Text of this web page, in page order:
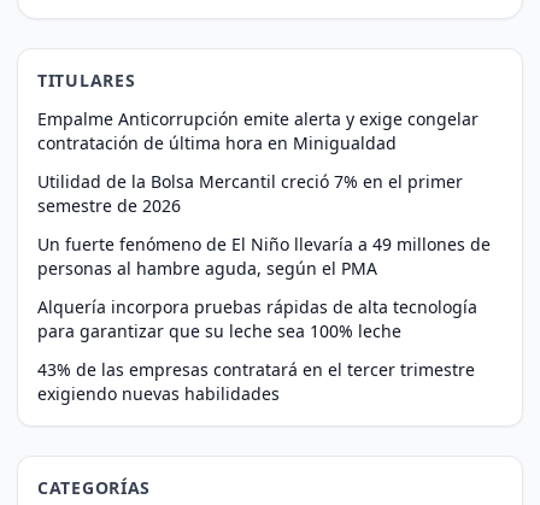
TITULARES
Empalme Anticorrupción emite alerta y exige congelar
contratación de última hora en Minigualdad
Utilidad de la Bolsa Mercantil creció 7% en el primer
semestre de 2026
Un fuerte fenómeno de El Niño llevaría a 49 millones de
personas al hambre aguda, según el PMA
Alquería incorpora pruebas rápidas de alta tecnología
para garantizar que su leche sea 100% leche
43% de las empresas contratará en el tercer trimestre
exigiendo nuevas habilidades
CATEGORÍAS